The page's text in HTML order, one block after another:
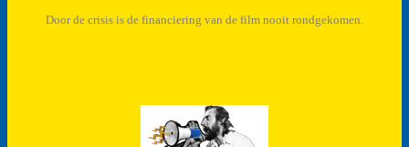
Door de crisis is de financiering van de film nooit rondgekomen.